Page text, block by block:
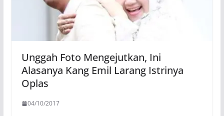
Unggah Foto Mengejutkan, Ini
Alasanya Kang Emil Larang Istrinya
Oplas
04/10/2017